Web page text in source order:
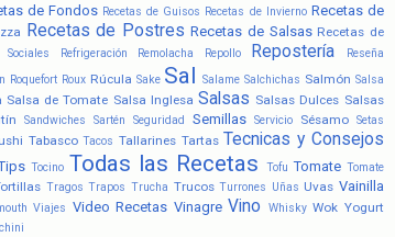
de Fondos Recetas de Guisos Recetas de Invierno Recetas de
Recetas de Postres Recetas de Salsas Recetas de
Sociales Refrigeración Remolacha Repollo Repostería Reseña
Roquefort Roux Rúcula Sake Sal Salame Salchichas Salmón Salsa
Salsa de Tomate Salsa Inglesa Salsas Salsas Dulces Salsas
Sandwiches Sartén Seguridad Semillas Servicio Sésamo Setas
Tabasco Tacos Tallarines Tartas Tecnicas y Consejos
Tocino Todas las Recetas Tofu Tomate Tomate
Tragos Trapos Trucha Trucos Turrones Uñas Uvas Vainilla
Viajes Video Recetas Vinagre Vino Whisky Wok Yogurt